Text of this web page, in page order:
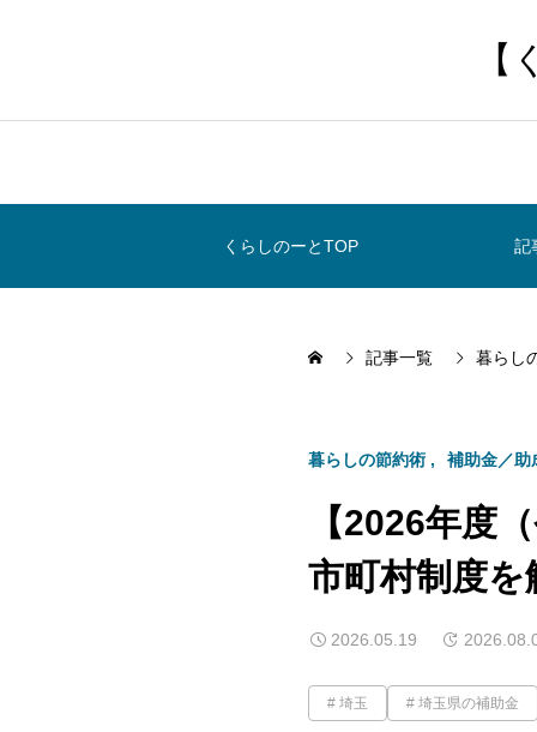
くらしのーとTOP 記
記事一覧 暮らし
暮らしの節約術 補助金／助
【2026年度
市町村制度を
2026.05.19
埼玉 埼玉県の補助金